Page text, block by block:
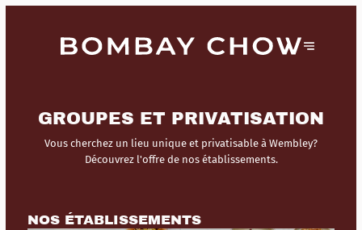
GROUPES ET PRIVATISATION
Vous cherchez un lieu unique et privatisable à Wembley?
Découvrez l'offre de nos établissements.
NOS ÉTABLISSEMENTS